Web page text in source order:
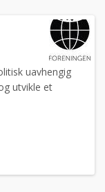
uavhengig
utvikle et